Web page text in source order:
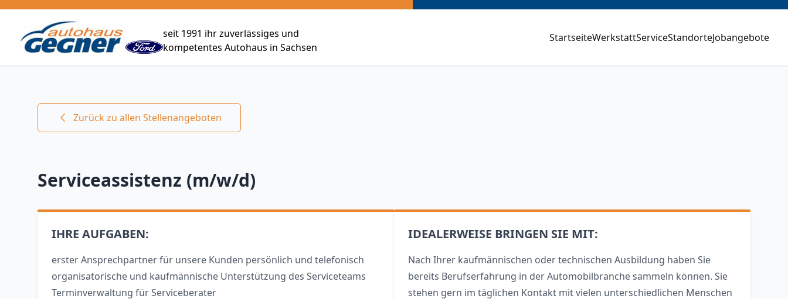
seit 1991 ihr zuverlässiges und
kompetentes Autohaus in Sachsen
StartseiteWerkstattServiceStandorteJobangebote
Zurück zu allen Stellenangeboten
Serviceassistenz (m/w/d)
IHRE AUFGABEN:
erster Ansprechpartner für unsere Kunden persönlich und telefonisch
organisatorische und kaufmännische Unterstützung des Serviceteams
Terminverwaltung für Serviceberater
IDEALERWEISE BRINGEN SIE MIT:
Nach Ihrer kaufmännischen oder technischen Ausbildung haben Sie
bereits Berufserfahrung in der Automobilbranche sammeln können. Sie
stehen gern im täglichen Kontakt mit vielen unterschiedlichen Menschen